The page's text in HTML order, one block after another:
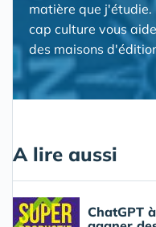
matière que j'étudie.
cap culture vous
des maisons
A lire aussi
ChatGPT